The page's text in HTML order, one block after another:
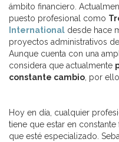
ámbito financiero.
puesto profesional como
International desde hace
proyectos administrativos
Aunque cuenta con una
considera que actualmente
constante cambio , por
Hoy en día, cualquier
tiene que estar en
que esté especializado.